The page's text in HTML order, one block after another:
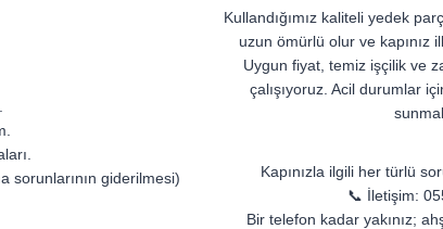
sorunlarının giderilmesi)
Kullandığımız kaliteli yedek
uzun ömürlü olur ve kapınız
Uygun fiyat, temiz işçilik ve
çalışıyoruz. Acil durumlar
Kapınızla ilgili her türlü
📞 İletişim:
Bir telefon kadar yakınız;